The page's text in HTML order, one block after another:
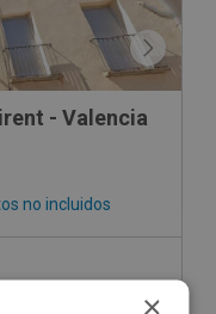
- Valencia
no incluidos
×